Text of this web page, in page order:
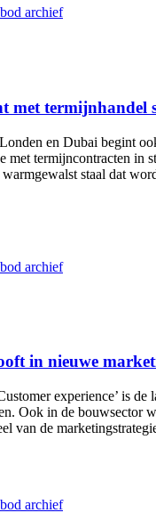
archief
met termijnhandel
en Dubai begint
met termijncontracten in
staal dat
archief
in nieuwe
experience’ is de
Ook in de bouwsector
van de
archief